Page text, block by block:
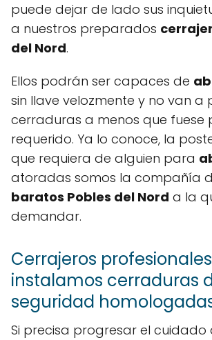
puede dejar de lado sus
a nuestros preparados
del Nord.
Ellos podrán ser capaces de
sin llave velozmente y no van a
cerraduras a menos que fuese
requerido. Ya lo conoce, la
que requiera de alguien para
atoradas somos la compañía
baratos Pobles del Nord a la
demandar.
Cerrajeros profesionales
instalamos cerraduras
seguridad
Si precisa progresar el cuidado